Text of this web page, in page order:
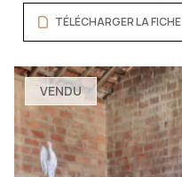
TÉLÉCHARGER LA FICHE
VENDU